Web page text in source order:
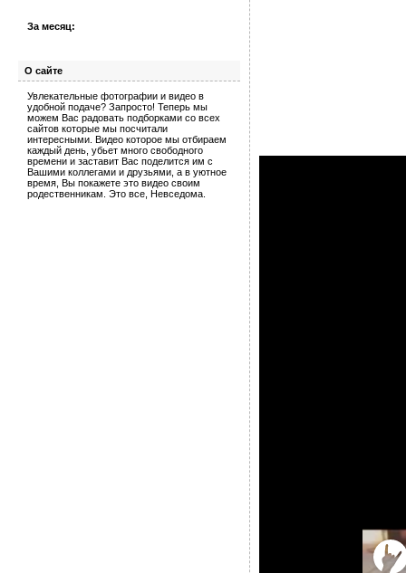
За месяц:
О сайте
Увлекательные фотографии и видео в
удобной подаче? Запросто! Теперь мы
можем Вас радовать подборками со всех
сайтов которые мы посчитали
интересными. Видео которое мы отбираем
каждый день, убьет много свободного
времени и заставит Вас поделится им с
Вашими коллегами и друзьями, а в уютное
время, Вы покажете это видео своим
родественникам. Это все, Невседома.